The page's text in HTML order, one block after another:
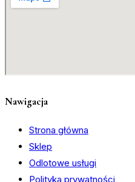
Nawigacja
Strona główna
Sklep
Odlotowe usługi
Polityka prywatności